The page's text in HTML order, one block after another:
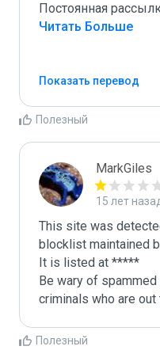
Постоянная
Читать Больше
Показать перевод
Полезный
MarkGiles
15 лет
This site was
blocklist maintained
It is listed at *****
Be wary of
criminals who are out
Полезный